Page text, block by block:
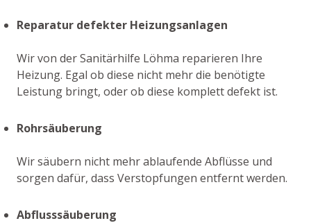
Reparatur defekter Heizungsanlagen
Wir von der Sanitärhilfe Löhma reparieren Ihre
Heizung. Egal ob diese nicht mehr die benötigte
Leistung bringt, oder ob diese komplett defekt ist.
Rohrsäuberung
Wir säubern nicht mehr ablaufende Abflüsse und
sorgen dafür, dass Verstopfungen entfernt werden.
Abflusssäuberung